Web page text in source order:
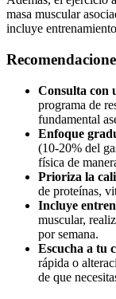
masa muscular
incluye
Consulta con
programa de
fundamental
Enfoque
(10-20% del
física de
Prioriza la
de proteínas,
Incluye
muscular,
por semana.
Escucha a tu
rápida o
de que